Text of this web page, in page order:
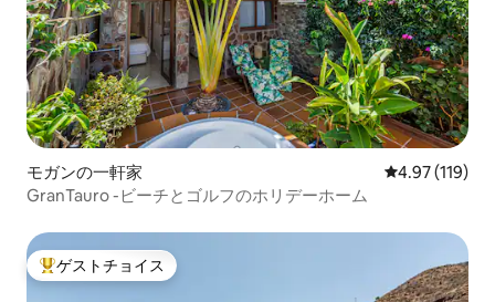
モガンの一軒家 レビュー119
4.97 (119)
GranTauro -ビーチとゴルフのホリデーホーム
大好評のゲストチョイスです。
ゲストチョイス